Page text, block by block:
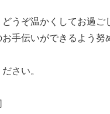
うぞ温かくしてお過ご
手伝いができるよう努
さい。